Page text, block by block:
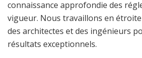
connaissance approfondie des
vigueur. Nous travaillons en
des architectes et des ingénieurs
résultats exceptionnels.